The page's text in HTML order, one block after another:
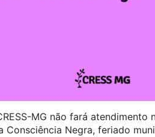
MG não fará
Negra, feriado